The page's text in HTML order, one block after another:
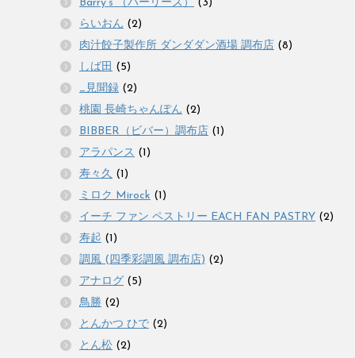
Barry's （バーリーズ）
(3)
らいおん (2)
肉汁餃子製作所 ダンダダン酒場 調布店 (8)
しば田 (5)
_見聞録 (2)
桃園 長崎ちゃんぽん (2)
BIBBER（ビバー）調布店 (1)
アラパンス (1)
寿々久 (1)
ミロク Mirock (1)
イーチ ファン ペストリー EACH FAN PASTRY (2)
寿起 (1)
調風 (四季彩調風 調布店) (2)
アナログ (5)
鳥勝 (2)
とんかつ ひで (2)
とん松 (2)